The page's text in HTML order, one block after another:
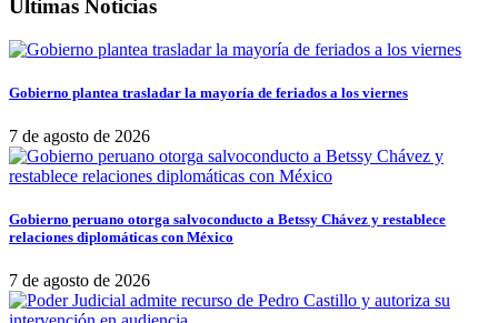
Últimas Noticias
Gobierno plantea trasladar la mayoría de feriados a los viernes
7 de agosto de 2026
Gobierno peruano otorga salvoconducto a Betssy Chávez y restablece
relaciones diplomáticas con México
7 de agosto de 2026